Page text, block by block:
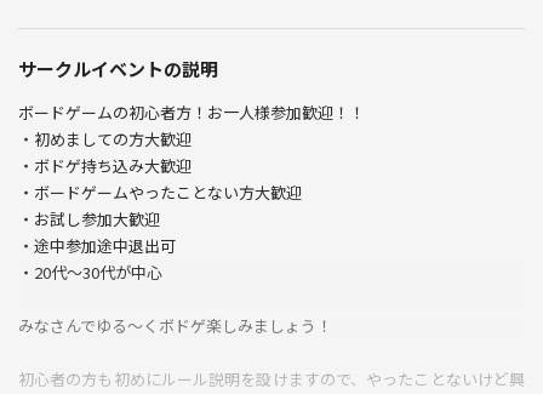
サークルイベントの説明
ボードゲームの初心者方！お一人様参加歓迎！！
・初めましての方大歓迎
・ボドゲ持ち込み大歓迎
・ボードゲームやったことない方大歓迎
・お試し参加大歓迎
・途中参加途中退出可
・20代〜30代が中心
みなさんでゆる～くボドゲ楽しみましょう！
初心者の方も初めにルール説明を設けますので、やったことないけど興